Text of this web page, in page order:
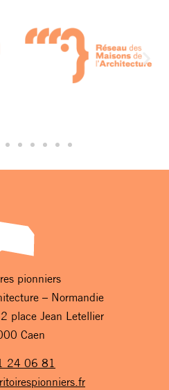
pionniers
– Normandie
place Jean Letellier
Caen
24 06 81